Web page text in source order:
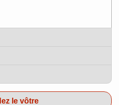
le vôtre